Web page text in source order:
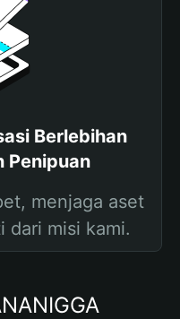
Berlebihan
Penipuan
menjaga aset
dari misi kami.